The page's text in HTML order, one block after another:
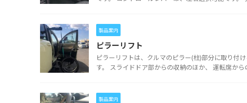
製品案内
ピラーリフト
ピラーリフトは、クルマのピラー(柱)部分に取り付
す。 スライドドア部からの収納のほか、 運転席か
製品案内